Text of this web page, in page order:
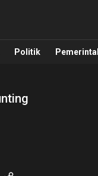
Hukum
Politik